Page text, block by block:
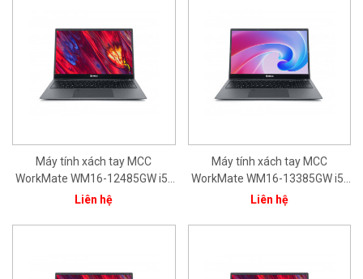
Máy tính xách tay MCC
WorkMate WM16-12485GW i5-
1240P/ 8GB/ 512GB/ 15.6"
Bạc/ Win11/ 1Yr
Liên hệ
Máy tính xách tay MCC
WorkMate WM16-13385GW i5-
1335U/ 8GB/ 512GB/ 15.6'FHD/
Win11/ 1Yr
Liên hệ